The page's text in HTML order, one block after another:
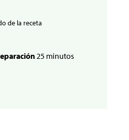
de la receta
25 minutos